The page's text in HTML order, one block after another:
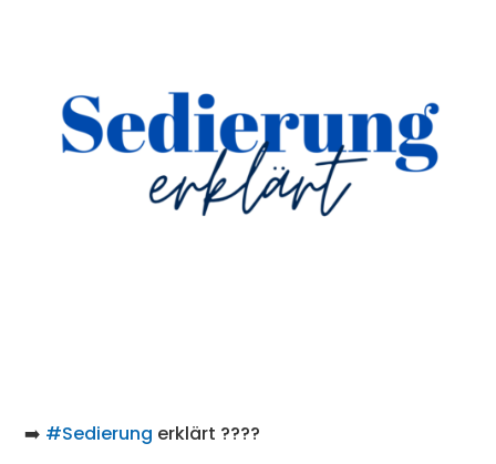
➡️ #Sedierung erklärt ????